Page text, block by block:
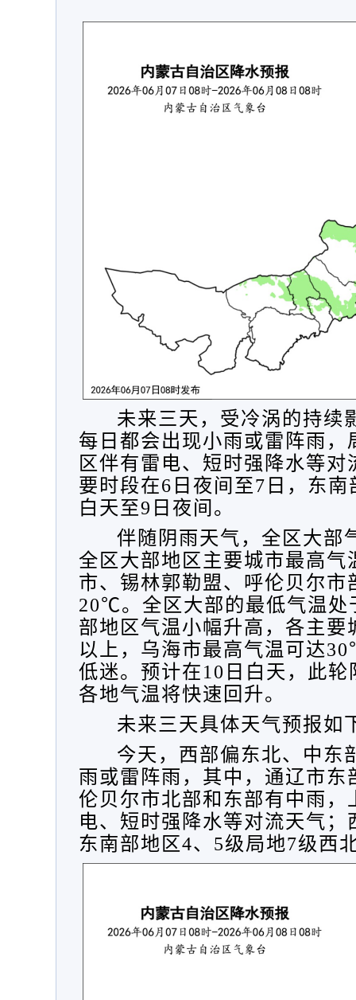
未来三天，受冷涡的持续
每日都会出现小雨或雷阵雨，
区伴有雷电、短时强降水等对
要时段在6日夜间至7日，东南
白天至9 日 夜间。
伴随阴雨天气，全区大部
全区大部地区主要城市最高气
市、锡林郭勒盟、呼伦贝尔
20℃。全区大部的最低气温
部地区气温小幅升高，各主
以上，乌海市最高气温可达
低迷。预计在10日白天，此
各地气温将快速回升。
未来三天具体天气预报如
今天， 西部偏东北、中东
雨或雷阵雨，其中，通辽市
伦贝尔市北部和东部有中雨，
电、短时强降水等对流天气
东南部地区4、5级局地7级西